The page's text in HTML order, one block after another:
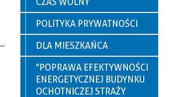
POLITYKA PRYWATNOŚCI
DLA MIESZKAŃCA
"POPRAWA EFEKTYWNOŚCI
ENERGETYCZNEJ BUDYNKU
OCHOTNICZEJ STRAŻY